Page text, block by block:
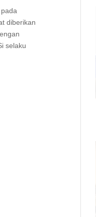
diberikan
selaku